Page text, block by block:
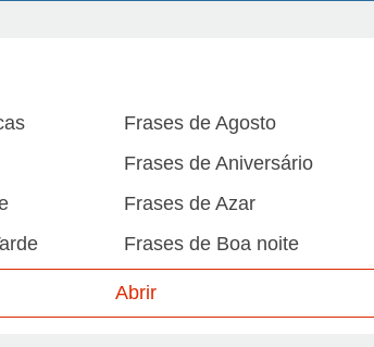
Frases de Agosto
Frases de Aniversário
Frases de Azar
Frases de Boa noite
Frases de Caráter
Frases de Dezembro
Abrir